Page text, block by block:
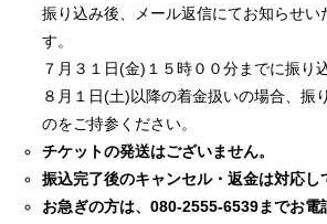
振り込み後、メール返信にてお知らせい
す。
７⽉３１⽇(⾦)１５時００分までに振り
８⽉１⽇(⼟)以降の着⾦扱いの場合、振
のをご持参ください。
チケットの発送はございません。
振込完了後のキャンセル・返⾦は対応し
お急ぎの⽅は、080-2555-6539までお電